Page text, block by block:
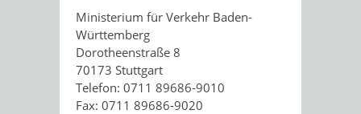
Ministerium für Verkehr Baden-
Württemberg
Dorotheenstraße 8
70173 Stuttgart
Telefon: 0711 89686-9010
Fax: 0711 89686-9020